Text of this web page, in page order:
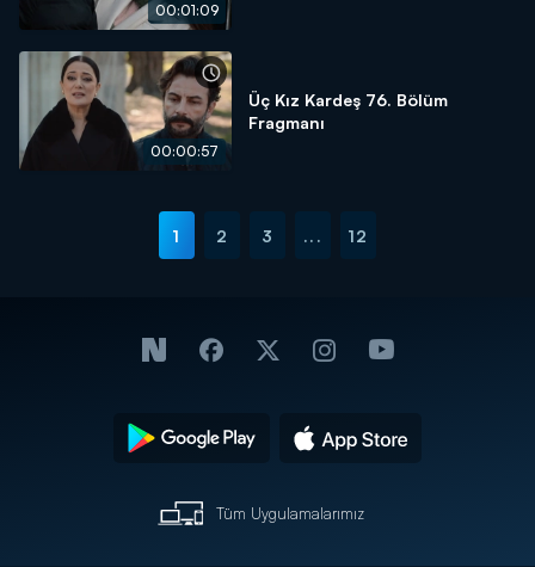
00:01:09
00:00:57
Üç Kız Kardeş 76. Bölüm
Fragmanı
1 2 3 ... 12
Tüm Uygulamalarımız